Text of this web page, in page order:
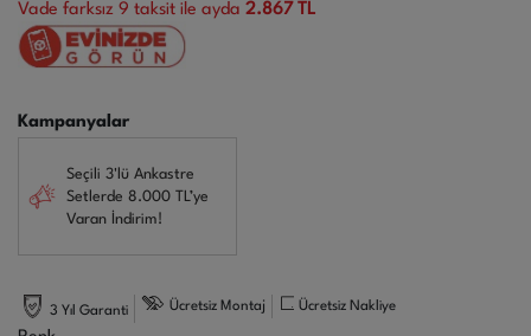
Vade farksız 9 taksit ile ayda 2.867 TL
Kampanyalar
Seçili 3'lü Ankastre
Setlerde 8.000 TL’ye
Varan İndirim!
3 Yıl Garanti Ücretsiz Montaj Ücretsiz Nakliye